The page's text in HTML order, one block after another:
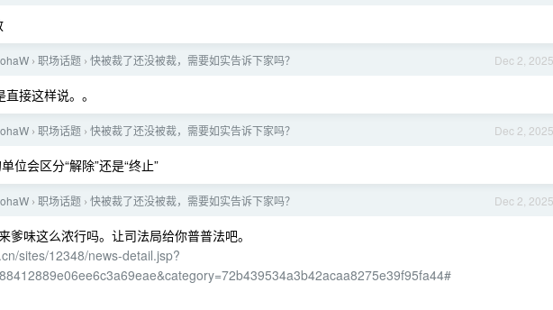
Dec 2, 2025
› 职场话题 › 快被裁了还没被裁，需要如实告诉下家吗？
直接这样说。。
Dec 2, 2025
› 职场话题 › 快被裁了还没被裁，需要如实告诉下家吗？
位会区分“解除”还是“终止”
Dec 2, 2025
› 职场话题 › 快被裁了还没被裁，需要如实告诉下家吗？
爹味这么浓行吗。让司法局给你普普法吧。
sites/12348/news-detail.jsp?